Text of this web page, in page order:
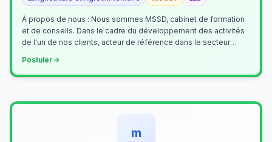
À propos de nous : Nous sommes MSSD, cabinet de formation
et de conseils. Dans le cadre du développement des activités
de l'un de nos clients, acteur de référence dans le secteur
Postuler
m